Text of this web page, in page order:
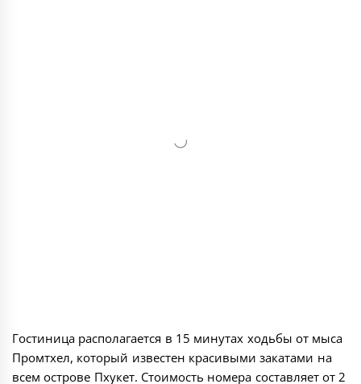
Гостиница располагается в 15 минутах ходьбы от мыса
Промтхел, который известен красивыми закатами на
всем острове Пхукет. Стоимость номера составляет от 2